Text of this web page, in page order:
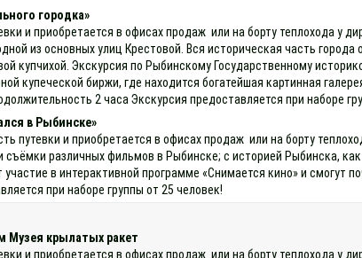
городка»
и приобретается в офисах продаж или на борту теплохода у
из основных улиц Крестовой. Вся историческая часть
купчихой. Экскурсия по Рыбинскому Государственному
купеческой биржи, где находится богатейшая картинная
2 часа Экскурсия предоставляется при наборе
в Рыбинске»
путевки и приобретается в офисах продаж или на борту
различных фильмов в Рыбинске; с историей Рыбинска,
в интерактивной программе «Снимается кино» и смогут
при наборе группы от 25 человек!
Музея крылатых ракет
и приобретается в офисах продаж или на борту теплохода у